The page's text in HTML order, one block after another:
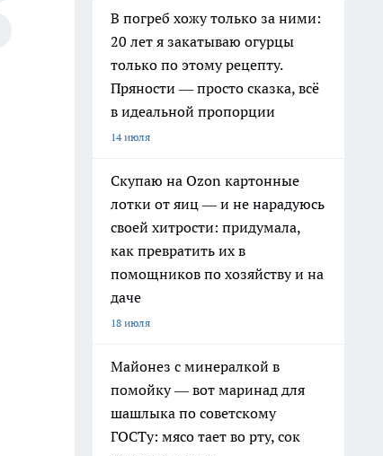
В погреб хожу только за ними:
20 лет я закатываю огурцы
только по этому рецепту.
Пряности — просто сказка, всё
в идеальной пропорции
14 июля
Скупаю на Ozon картонные
лотки от яиц — и не нарадуюсь
своей хитрости: придумала,
как превратить их в
помощников по хозяйству и на
даче
18 июля
Майонез с минералкой в
помойку — вот маринад для
шашлыка по советскому
ГОСТу: мясо тает во рту, сок